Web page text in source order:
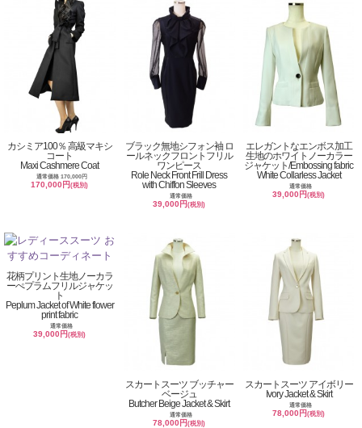
カシミア100％ 高級マキシ
コート
Maxi Cashmere Coat
通常価格 170,000円
170,000円(税別)
ブラック無地シフォン袖 ロ
ールネックフロントフリル
ワンピース
Role Neck Front Frill Dress
with Chiffon Sleeves
通常価格
39,000円(税別)
エレガントなエンボス加工
生地のホワイトノーカラー
ジャケット/Embossing fabric
White Collarless Jacket
通常価格
39,000円(税別)
花柄プリント生地ノーカラ
ーぺプラムフリルジャケッ
ト
Peplum Jacket of White flower
print fabric
通常価格
39,000円(税別)
スカートスーツ ブッチャー
ベージュ
Butcher Beige Jacket & Skirt
通常価格
78,000円(税別)
スカートスーツ アイボリー
Ivory Jacket & Skirt
通常価格
78,000円(税別)